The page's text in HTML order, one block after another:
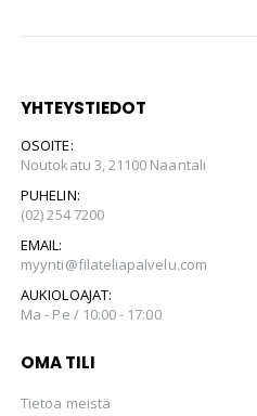
YHTEYSTIEDOT
OSOITE:
Noutokatu 3, 21100 Naantali
PUHELIN:
(02) 254 7200
EMAIL:
myynti@filateliapalvelu.com
AUKIOLOAJAT:
Ma - Pe / 10:00 - 17:00
OMA TILI
Tietoa meistä